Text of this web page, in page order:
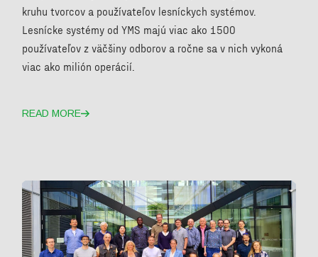
kruhu tvorcov a používateľov lesníckych systémov.
Lesnícke systémy od YMS majú viac ako 1500
používateľov z väčšiny odborov a ročne sa v nich vykoná
viac ako milión operácií.
READ MORE